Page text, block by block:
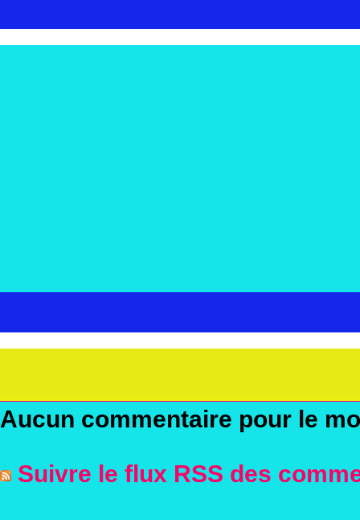
Aucun commentaire pour le
Suivre le flux RSS des